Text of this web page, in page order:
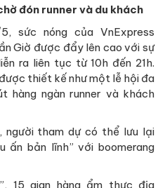
đón runner và du khách
sức nóng của VnExpress
Giờ được đẩy lên cao với sự
ra liên tục từ 10h đến 21h.
thiết kế như một lễ hội đa
hàng ngàn runner và khách
tham dự có thể lưu lại
ấn bản lĩnh” với boomerang
15 gian hàng ẩm thực địa